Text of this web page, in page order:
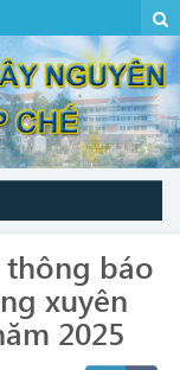
thông báo
xuyên
2025